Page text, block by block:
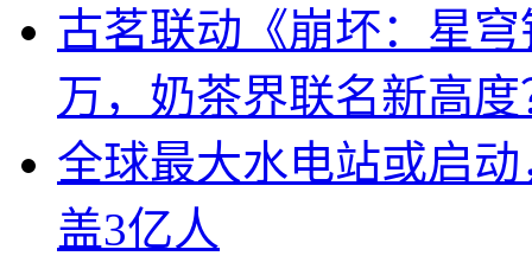
古茗联动《崩坏：星
万，奶茶界联名新高度
全球最大水电站或启
盖3亿人